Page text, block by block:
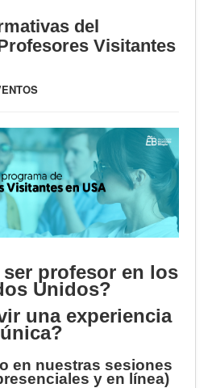
del
Visitantes
profesor en los
Unidos?
una experiencia
única?
en nuestras sesiones
y en línea)